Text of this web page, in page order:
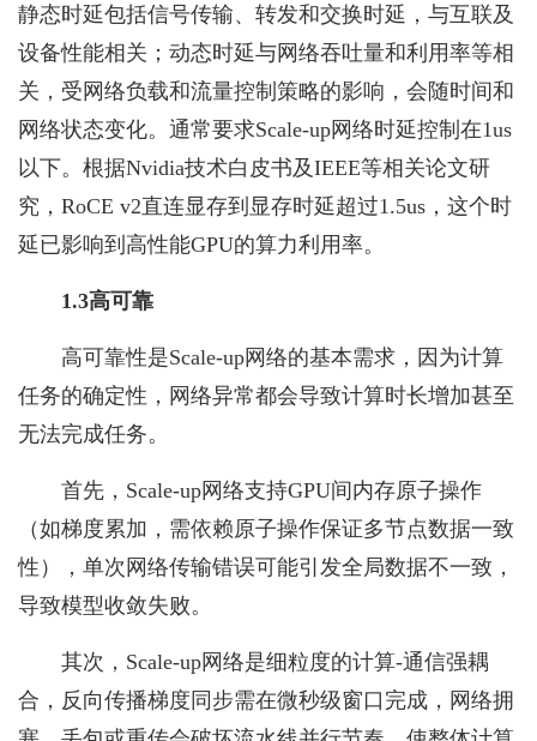
静态时延包括信号传输、转发和交换时延，与互联及
设备性能相关；动态时延与网络吞吐量和利用率等相
关，受网络负载和流量控制策略的影响，会随时间和
网络状态变化。通常要求Scale-up网络时延控制在1us
以下。根据Nvidia技术白皮书及IEEE等相关论文研
究，RoCE v2直连显存到显存时延超过1.5us，这个时
延已影响到高性能GPU的算力利用率。
1.3高可靠
高可靠性是Scale-up网络的基本需求，因为计算
任务的确定性，网络异常都会导致计算时长增加甚至
无法完成任务。
首先，Scale-up网络支持GPU间内存原子操作
（如梯度累加，需依赖原子操作保证多节点数据一致
性），单次网络传输错误可能引发全局数据不一致，
导致模型收敛失败。
其次，Scale-up网络是细粒度的计算-通信强耦
合，反向传播梯度同步需在微秒级窗口完成，网络拥